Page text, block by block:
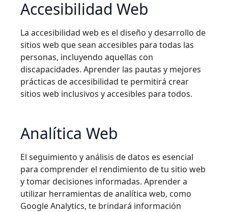
Accesibilidad Web
La accesibilidad web es el diseño y desarrollo de
sitios web que sean accesibles para todas las
personas, incluyendo aquellas con
discapacidades. Aprender las pautas y mejores
prácticas de accesibilidad te permitirá crear
sitios web inclusivos y accesibles para todos.
Analítica Web
El seguimiento y análisis de datos es esencial
para comprender el rendimiento de tu sitio web
y tomar decisiones informadas. Aprender a
utilizar herramientas de analítica web, como
Google Analytics, te brindará información